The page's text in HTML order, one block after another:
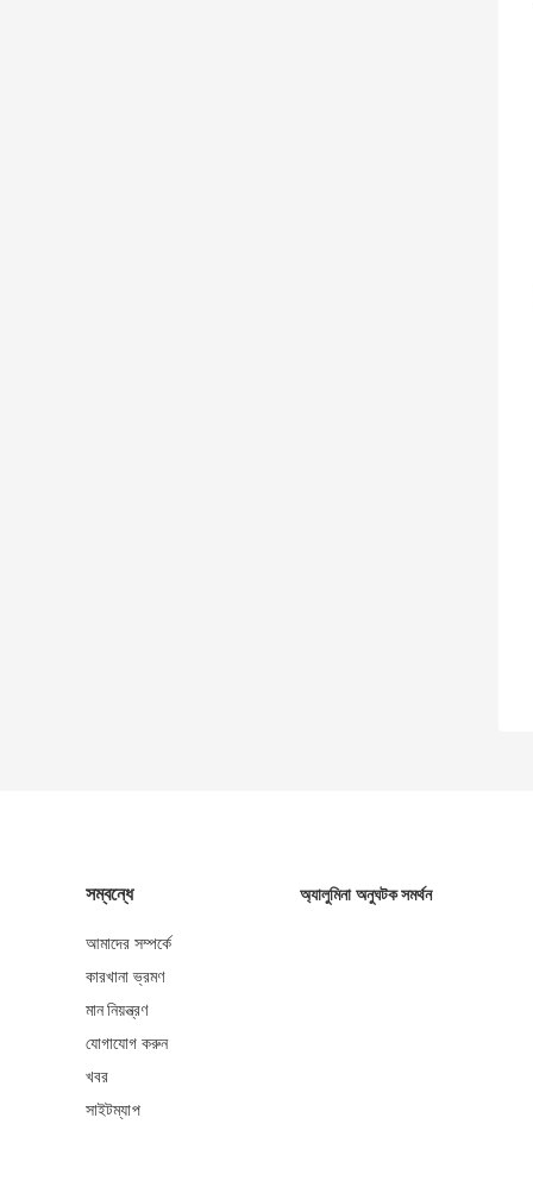
সম্বন্ধে
আমাদের সম্পর্কে
কারখানা ভ্রমণ
মান নিয়ন্ত্রণ
যোগাযোগ করুন
খবর
সাইটম্যাপ
অ্যালুমিনা অনুঘটক সমর্থন